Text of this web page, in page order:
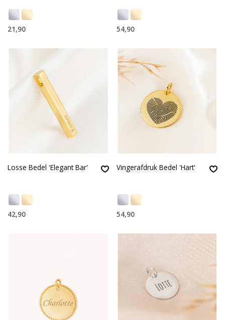
21,90 54,90
Losse Bedel 'Elegant Bar'
42,90
Vingerafdruk Bedel 'Hart'
54,90